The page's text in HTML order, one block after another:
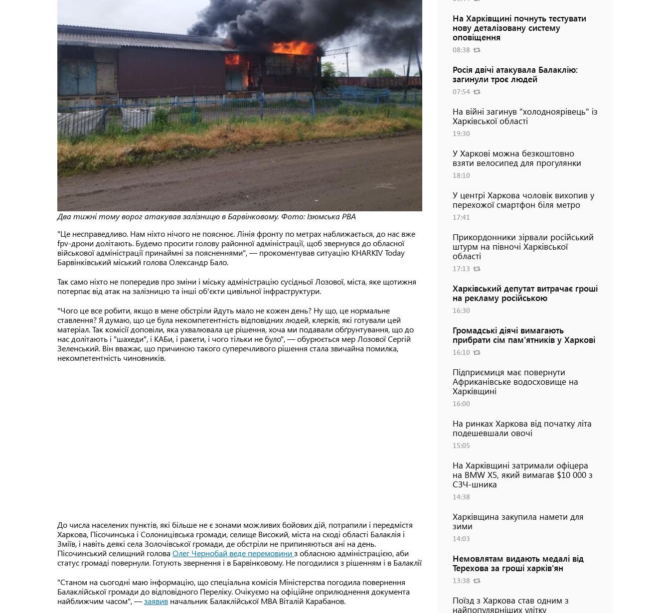
Два тижні тому ворог атакував залізницю в Барвінковому. Фото: Ізюмська РВА
"Це несправедливо. Нам ніхто нічого не пояснює. Лінія фронту по метрах наближається, до нас вже
fpv-дрони долітають. Будемо просити голову районної адміністрації, щоб звернувся до обласної
військової адміністрації принаймні за поясненнями", — прокоментував ситуацію KHАRKIV Today
Барвінківський міський голова Олександр Бало.
Так само ніхто не попередив про зміни і міську адміністрацію сусідньої Лозової, міста, яке щотижня
потерпає від атак на залізницю та інші об'єкти цивільної інфраструктури.
"Чого це все робити, якщо в мене обстріли йдуть мало не кожен день? Ну що, це нормальне
ставлення? Я думаю, що це була некомпетентність відповідних людей, клерків, які готували цей
матеріал. Так комісії доповіли, яка ухвалювала це рішення, хоча ми подавали обґрунтування, що до
нас долітають і "шахеди", і КАБи, і ракети, і чого тільки не було", — обурюється мер Лозової Сергій
Зеленський. Він вважає, що причиною такого суперечливого рішення стала звичайна помилка,
некомпетентність чиновників.
До числа населених пунктів, які більше не є зонами можливих бойових дій, потрапили і передмістя
Харкова, Пісочинська і Солоницівська громади, селище Високий, міста на сході області Балаклія і
Зміїв, і навіть деякі села Золочівської громади, де обстріли не припиняються ані на день.
Пісочинський селищний голова Олег Чернобай веде перемовини з обласною адміністрацією, аби
статус громаді повернули. Готують звернення і в Барвінковому. Не погодилися з рішенням і в Балаклії
"Станом на сьогодні маю інформацію, що спеціальна комісія Міністерства погодила повернення
Балаклійської громади до відповідного Переліку. Очікуємо на офіційне оприлюднення документа
найближчим часом", —заявив начальник Балаклійської МВА Віталій Карабанов.
На Харківщині почнуть тестувати
нову деталізовану систему
оповіщення
08:38
Росія двічі атакувала Балаклію:
загинули троє людей
07:54
На війні загинув "холодноярівець" із
Харківської області
19:30
У Харкові можна безкоштовно
взяти велосипед для прогулянки
18:10
У центрі Харкова чоловік вихопив у
перехожої смартфон біля метро
17:41
Прикордонники зірвали російський
штурм на півночі Харківської
області
17:13
Харківський депутат витрачає гроші
на рекламу російською
16:30
Громадські діячі вимагають
прибрати сім пам'ятників у Харкові
16:10
Підприємиця має повернути
Африканівське водосховище на
Харківщині
16:00
На ринках Харкова від початку літа
подешевшали овочі
15:05
На Харківщині затримали офіцера
на BMW Х5, який вимагав $10 000 з
СЗЧ-шника
14:38
Харківщина закупила намети для
зими
14:03
Немовлятам видають медалі від
Терехова за гроші харків'ян
13:38
Поїзд з Харкова став одним з
найпопулярніших улітку